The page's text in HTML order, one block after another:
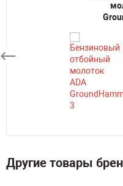
Другие товары